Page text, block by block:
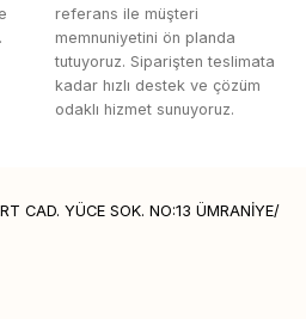
referans ile müşteri
memnuniyetini ön planda
tutuyoruz. Siparişten teslimata
kadar hızlı destek ve çözüm
odaklı hizmet sunuyoruz.
CAD. YÜCE SOK. NO:13 ÜMRANİYE/